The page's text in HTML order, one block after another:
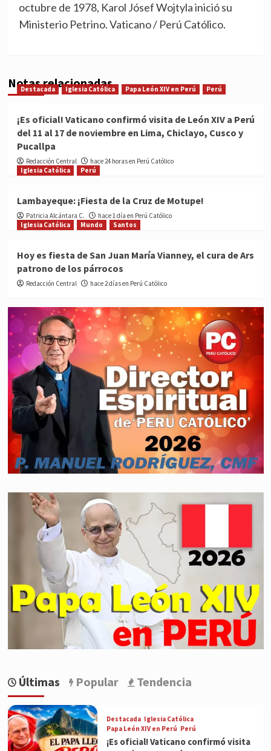
octubre de 1978, Karol Jósef Wojtyla inició su
Ministerio Petrino. Vaticano / Perú Católico.
Notas relacionadas
Destacada Iglesia Católica Papa León XIV en Perú Perú
¡Es oficial! Vaticano confirmó visita de León XIV a Perú
del 11 al 17 de noviembre en Lima, Chiclayo, Cusco y
Pucallpa
Redacción Central
hace 24 horas en Perú Católico
Iglesia Católica
Perú
Lambayeque: ¡Fiesta de la Cruz de Motupe!
Patricia Alcántara C.
hace 1 día en Perú Católico
Iglesia Católica
Mundo Santos
Hoy es fiesta de San Juan María Vianney, el cura de Ars
patrono de los párrocos
Redacción Central hace 2 días en Perú Católico
Últimas Popular Tendencia
Destacada Iglesia Católica
Papa León XIV en Perú Perú
¡Es oficial! Vaticano confirmó visita